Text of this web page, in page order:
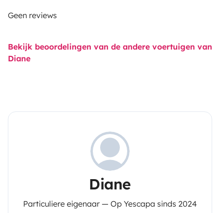
Geen reviews
Bekijk beoordelingen van de andere voertuigen van
Diane
Diane
Particuliere eigenaar — Op Yescapa sinds 2024